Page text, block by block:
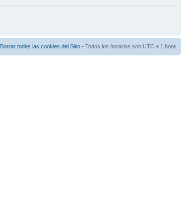
Borrar todas las cookies del Sitio • Todos los horarios son UTC + 1 hora